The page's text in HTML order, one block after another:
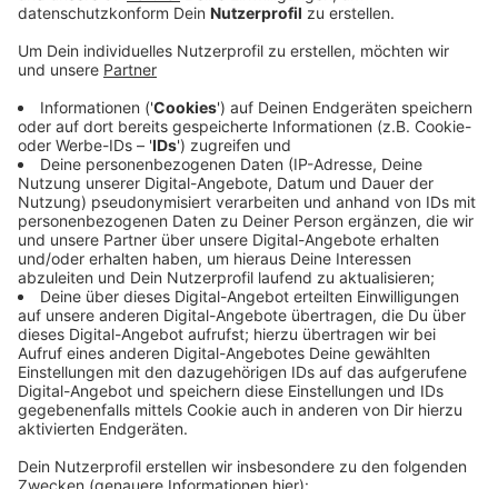
Das Leben genießen, zufrieden mit sich selbst sein:
wenn man wie Michael Schulte zur ersten Garde des
sein. Das Leben kann aber auch einfach ätzend sein. Es
gibt "Höhen" und "Tiefen", "Highs & Lows". Michael
Schultes neues Album beschäftigt sich mit der
Vereinbarkeit von Beidem. Das macht das Leben aus.
Sonst wäre das Leben ja auch viel zu langweilig, findet
Michael.
Trotz eines vollen Terminkalenders strahlt Michael
beim Besuch im Studio Ruhe und Zufriedenheit aus.
Wenig Schlaf ist dem 29-Jährigen nicht wirklich
anzuerkennen. Aber: solche Promo-Touren kennt er ja
schon. Das neue Album ist natürlich das Thema um
dass es bei seiner Stippvisite bei uns geht.
14 Songs, die Mut machen, nach vorne gehen und auch